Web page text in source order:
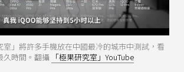
室」將許多手機放在中國最冷的城市中測試，看
久時間。翻攝 「極果研究室」YouTube